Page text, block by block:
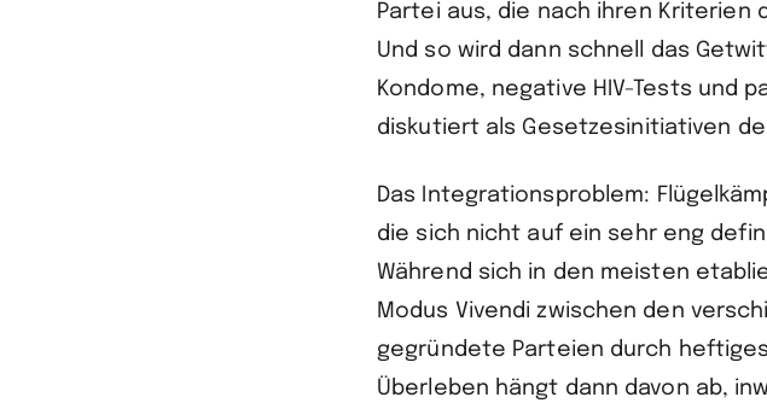
Partei aus, die nach ihren
Und so wird dann schnell das
Kondome, negative HIV-Tests und
diskutiert als Gesetzesinitiativen
Das Integrationsproblem:
die sich nicht auf ein sehr eng
Während sich in den meisten
Modus Vivendi zwischen den
gegründete Parteien durch
Überleben hängt dann davon ab,